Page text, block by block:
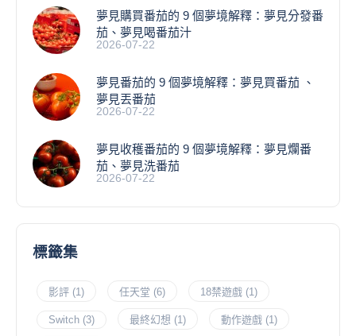
夢見購買番茄的 9 個夢境解釋：夢見分發番
茄、夢見喝番茄汁
2026-07-22
夢見番茄的 9 個夢境解釋：夢見買番茄 、
夢見丟番茄
2026-07-22
夢見收穫番茄的 9 個夢境解釋：夢見爛番
茄、夢見洗番茄
2026-07-22
標籤集
影評 (1) 任天堂 (6) 18禁遊戲 (1)
Switch (3) 最終幻想 (1) 動作遊戲 (1)